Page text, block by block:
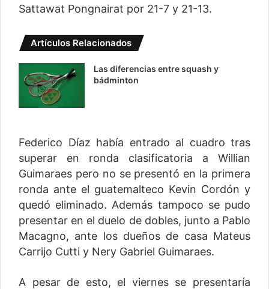
Sattawat Pongnairat por 21-7 y 21-13.
Artículos Relacionados
Las diferencias entre squash y
bádminton
Federico Díaz había entrado al cuadro tras
superar en ronda clasificatoria a Willian
Guimaraes pero no se presentó en la primera
ronda ante el guatemalteco Kevin Cordón y
quedó eliminado. Además tampoco se pudo
presentar en el duelo de dobles, junto a Pablo
Macagno, ante los dueños de casa Mateus
Carrijo Cutti y Nery Gabriel Guimaraes.
A pesar de esto, el viernes se presentaría